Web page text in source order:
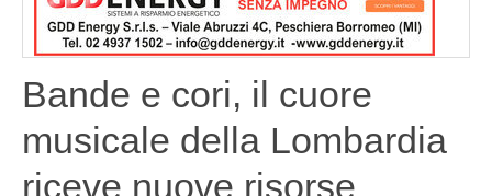
Bande e cori, il cuore
musicale della Lombardia
riceve nuove risorse